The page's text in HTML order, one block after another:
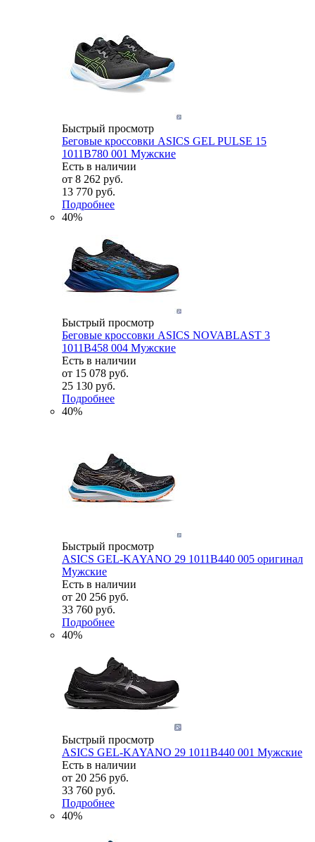
Быстрый просмотр
Беговые кроссовки ASICS GEL PULSE 15
1011B780 001 Мужские
Есть в наличии
от 8 262 руб.
13 770 руб.
Подробнее
40%
Быстрый просмотр
Беговые кроссовки ASICS NOVABLAST 3
1011B458 004 Мужские
Есть в наличии
от 15 078 руб.
25 130 руб.
Подробнее
40%
Быстрый просмотр
ASICS GEL-KAYANO 29 1011B440 005 оригинал
Мужские
Есть в наличии
от 20 256 руб.
33 760 руб.
Подробнее
40%
Быстрый просмотр
ASICS GEL-KAYANO 29 1011B440 001 Мужские
Есть в наличии
от 20 256 руб.
33 760 руб.
Подробнее
40%